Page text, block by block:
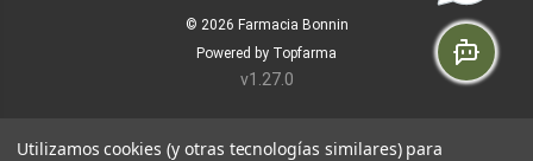
© 2026 Farmacia Bonnin
Powered by Topfarma
v1.27.0
Utilizamos cookies (y otras tecnologías similares) para